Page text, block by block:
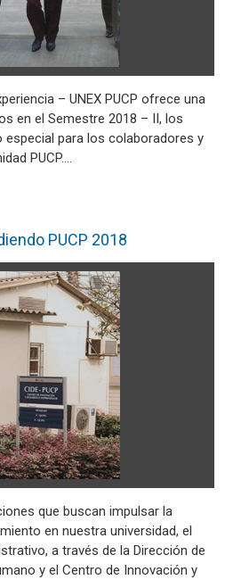
– UNEX PUCP ofrece una
en el Semestre 2018 – II, los
para los colaboradores y
PUCP.…
PUCP 2018
que buscan impulsar la
en nuestra universidad, el
a través de la Dirección de
y el Centro de Innovación y